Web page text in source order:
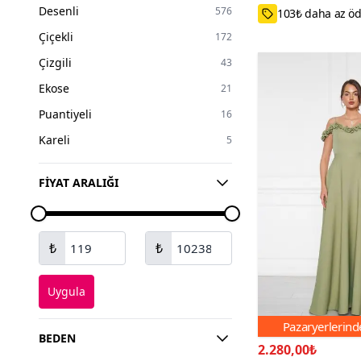
Peluş
Desenli 576
Çiçekli 172
Çizgili 43
Ekose 21
Puantiyeli 16
Kareli 5
FIYAT ARALIĞI
₺ ₺
Uygula
BEDEN
44-46,52-54,42
2.280,00₺